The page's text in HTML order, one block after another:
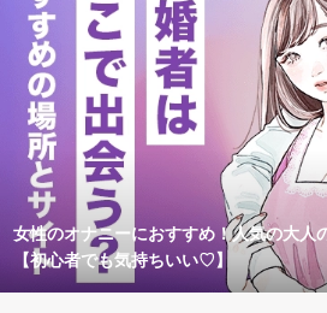
女性のオナニーにおすすめ！人気の大人
【初心者でも気持ちいい♡】